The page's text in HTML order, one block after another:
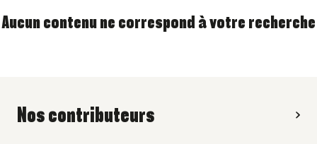
Aucun contenu ne correspond à votre recherche
Nos contributeurs